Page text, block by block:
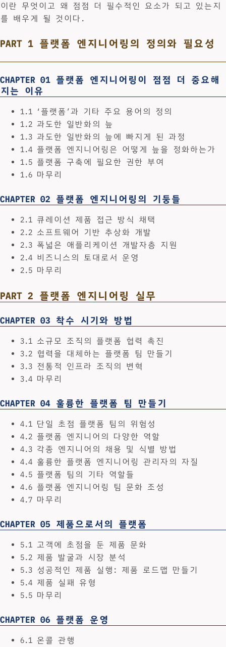
이란 무엇이고 왜 점점 더 필수적인 요소가 되고 있는지
를 배우게 될 것이다.
PART 1 플랫폼 엔지니어링의 정의와 필요성
CHAPTER 01 플랫폼 엔지니어링이 점점 더 중요해
지는 이유
1.1 ‘플랫폼’과 기타 주요 용어의 정의
1.2 과도한 일반화의 늪
1.3 과도한 일반화의 늪에 빠지게 된 과정
1.4 플랫폼 엔지니어링은 어떻게 늪을 정화하는가
1.5 플랫폼 구축에 필요한 권한 부여
1.6 마무리
CHAPTER 02 플랫폼 엔지니어링의 기둥들
2.1 큐레이션 제품 접근 방식 채택
2.2 소프트웨어 기반 추상화 개발
2.3 폭넓은 애플리케이션 개발자층 지원
2.4 비즈니스의 토대로서 운영
2.5 마무리
PART 2 플랫폼 엔지니어링 실무
CHAPTER 03 착수 시기와 방법
3.1 소규모 조직의 플랫폼 협력 촉진
3.2 협력을 대체하는 플랫폼 팀 만들기
3.3 전통적 인프라 조직의 변혁
3.4 마무리
CHAPTER 04 훌륭한 플랫폼 팀 만들기
4.1 단일 초점 플랫폼 팀의 위험성
4.2 플랫폼 엔지니어의 다양한 역할
4.3 각종 엔지니어의 채용 및 식별 방법
4.4 훌륭한 플랫폼 엔지니어링 관리자의 자질
4.5 플랫폼 팀의 기타 역할들
4.6 플랫폼 엔지니어링 팀 문화 조성
4.7 마무리
CHAPTER 05 제품으로서의 플랫폼
5.1 고객에 초점을 둔 제품 문화
5.2 제품 발굴과 시장 분석
5.3 성공적인 제품 실행: 제품 로드맵 만들기
5.4 제품 실패 유형
5.5 마무리
CHAPTER 06 플랫폼 운영
6.1 온콜 관행